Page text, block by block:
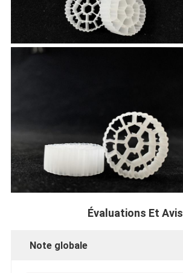
Évaluations Et Avis
Note globale